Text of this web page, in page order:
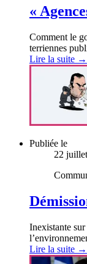
«
Comment le
terriennes
Lire la suite →
Publiée le
22
Inexistante
Lire la suite →